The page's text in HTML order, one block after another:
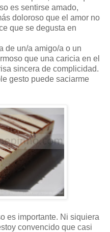
es sentirse amado,
doloroso que el amor no
que se degusta en
de un/a amigo/a o un
que una caricia en el
sincera de complicidad.
gesto puede saciarme
es importante. Ni siquiera
convencido que casi